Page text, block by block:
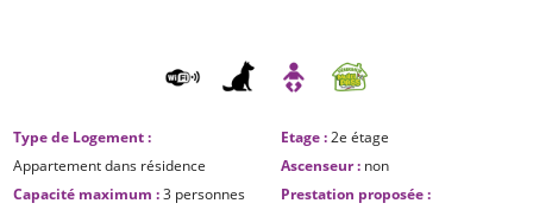
Type de Logement:
Appartement dans résidence
Capacité maximum :3 personnes
Etage:2e étage
Ascenseur: non
Prestation proposée: